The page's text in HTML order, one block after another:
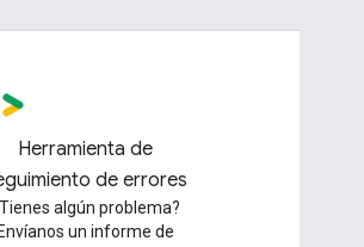
Herramienta de
de errores
algún problema?
Envíanos un informe de